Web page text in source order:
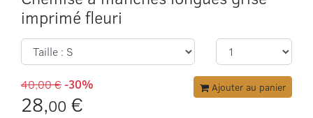
imprimé fleuri
40,00 €-30%
28,00 €
Ajouter au panier